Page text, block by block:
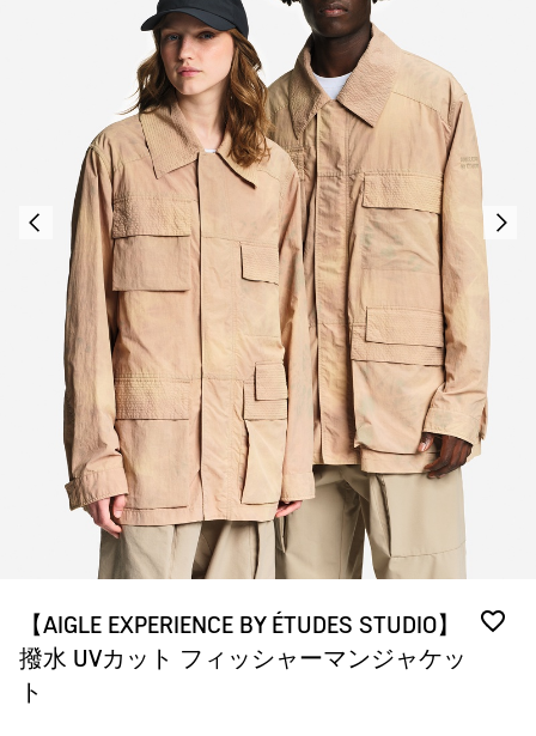
AIGLE CLUB ポイントサービス終了のお知らせ
【AIGLE EXPERIENCE BY ÉTUDES STUDIO】
撥水 UVカット フィッシャーマンジャケッ
ト